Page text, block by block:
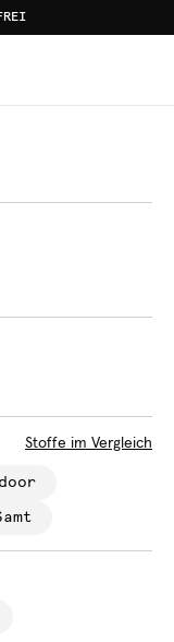
Schwarz
Stoffe im Vergleich